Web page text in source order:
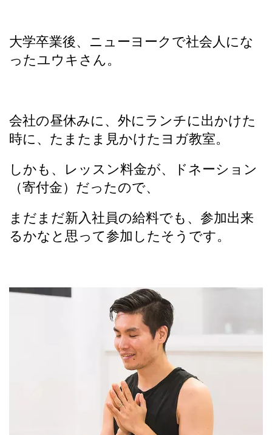
大学卒業後、ニューヨークで社会人にな
ったユウキさん。
会社の昼休みに、外にランチに出かけた
時に、たまたま見かけたヨガ教室。
しかも、レッスン料金が、ドネーション
（寄付金）だったので、
まだまだ新入社員の給料でも、参加出来
るかなと思って参加したそうです。